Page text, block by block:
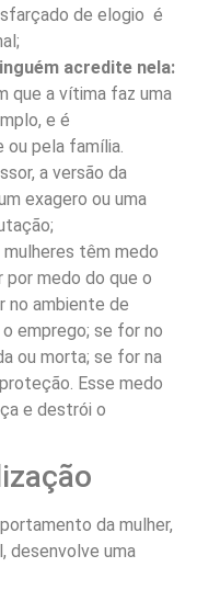
de elogio é
acredite nela:
que a vítima faz uma
e é
pela família.
a versão da
exagero ou uma
têm medo
por medo do que o
no ambiente de
emprego; se for no
ou morta; se for na
Esse medo
e destrói o
da mulher,
desenvolve uma